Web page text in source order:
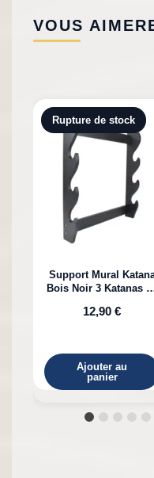
VOUS
Rupture de stock
Support Mural
Bois Noir 3 Katanas
12,90 €
Ajouter au
panier